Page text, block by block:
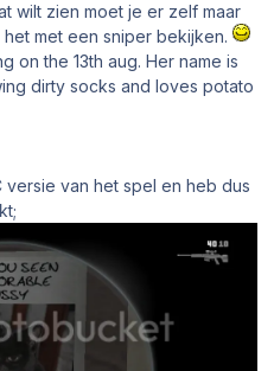
wilt zien moet je er zelf maar
met een sniper bekijken.
on the 13th aug. Her name is
dirty socks and loves potato
van het spel en heb dus